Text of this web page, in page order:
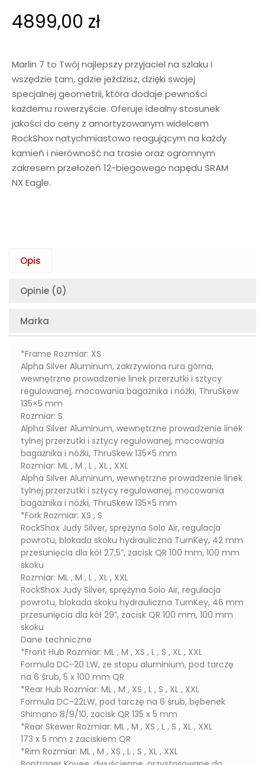
4899,00 zł
Marlin 7 to Twój najlepszy przyjaciel na szlaku i
wszędzie tam, gdzie jeździsz, dzięki swojej
specjalnej geometrii, która dodaje pewności
każdemu rowerzyście. Oferuje idealny stosunek
jakości do ceny z amortyzowanym widelcem
RockShox natychmiastowo reagującym na każdy
kamień i nierówność na trasie oraz ogromnym
zakresem przełożeń 12-biegowego napędu SRAM
NX Eagle.
Opis
Opinie (0)
Marka
*Frame Rozmiar: XS
Alpha Silver Aluminum, zakrzywiona rura górna,
wewnętrzne prowadzenie linek przerzutki i sztycy
regulowanej, mocowania bagażnika i nóżki, ThruSkew
135×5 mm
Rozmiar: S
Alpha Silver Aluminum, wewnętrzne prowadzenie linek
tylnej przerzutki i sztycy regulowanej, mocowania
bagażnika i nóżki, ThruSkew 135×5 mm
Rozmiar: ML , M , L , XL , XXL
Alpha Silver Aluminum, wewnętrzne prowadzenie linek
tylnej przerzutki i sztycy regulowanej, mocowania
bagażnika i nóżki, ThruSkew 135×5 mm
*Fork Rozmiar: XS , S
RockShox Judy Silver, sprężyna Solo Air, regulacja
powrotu, blokada skoku hydrauliczna TurnKey, 42 mm
przesunięcia dla kół 27,5”, zacisk QR 100 mm, 100 mm
skoku
Rozmiar: ML , M , L , XL , XXL
RockShox Judy Silver, sprężyna Solo Air, regulacja
powrotu, blokada skoku hydrauliczna TurnKey, 46 mm
przesunięcia dla kół 29”, zacisk QR 100 mm, 100 mm
skoku
Dane techniczne
*Front Hub Rozmiar: ML , M , XS , L , S , XL , XXL
Formula DC-20 LW, ze stopu aluminium, pod tarczę
na 6 śrub, 5 x 100 mm QR
*Rear Hub Rozmiar: ML , M , XS , L , S , XL , XXL
Formula DC-22LW, pod tarczę na 6 śrub, bębenek
Shimano 8/9/10, zacisk QR 135 x 5 mm
*Rear Skewer Rozmiar: ML , M , XS , L , S , XL , XXL
173 x 5 mm z zaciskiem QR
*Rim Rozmiar: ML , M , XS , L , S , XL , XXL